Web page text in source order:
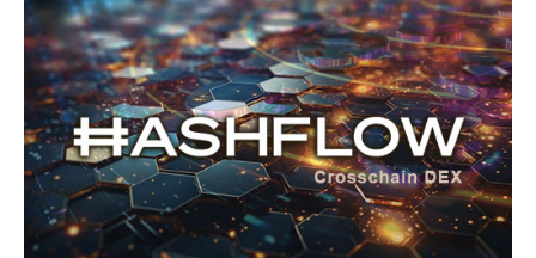
биржи (DEX)
Обзоры
dApps
Обзоры
и
статьи